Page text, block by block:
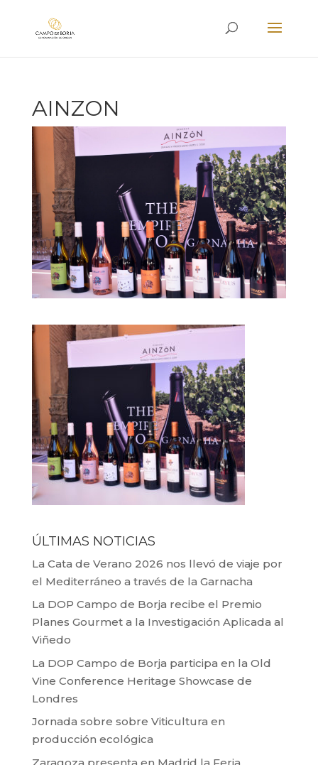
AINZON
ÚLTIMAS NOTICIAS
La Cata de Verano 2026 nos llevó de viaje por
el Mediterráneo a través de la Garnacha
La DOP Campo de Borja recibe el Premio
Planes Gourmet a la Investigación Aplicada al
Viñedo
La DOP Campo de Borja participa en la Old
Vine Conference Heritage Showcase de
Londres
Jornada sobre sobre Viticultura en
producción ecológica